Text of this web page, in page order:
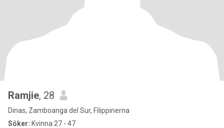
Ramjie, 28
Dinas, Zamboanga del Sur, Filippinerna
Söker: Kvinna 27 - 47